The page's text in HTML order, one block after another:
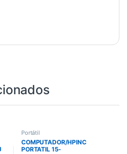
Portátil
COMPUTADOR/HPINC
PORTATIL 15-